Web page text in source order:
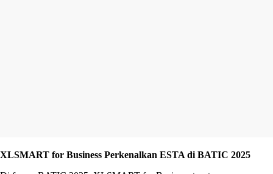
XLSMART for Business Perkenalkan ESTA di BATIC 2025